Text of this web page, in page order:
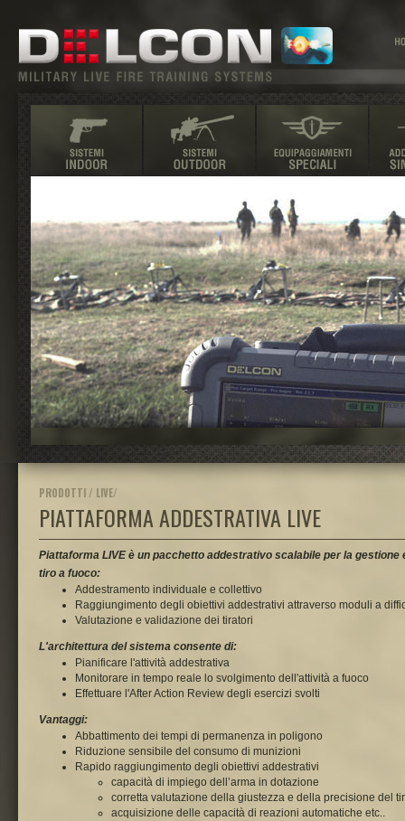
PRODOTTI / LIVE/
PIATTAFORMA ADDESTRATIVA LIVE
Piattaforma LIVE è un pacchetto addestrativo scalabile per la gestione
tiro a fuoco:
Addestramento individuale e collettivo
Raggiungimento degli obiettivi addestrativi attraverso moduli a
Valutazione e validazione dei tiratori
L'architettura del sistema consente di:
Pianificare l'attività addestrativa
Monitorare in tempo reale lo svolgimento dell'attività a fuoco
Effettuare l'After Action Review degli esercizi svolti
Vantaggi:
Abbattimento dei tempi di permanenza in poligono
Riduzione sensibile del consumo di munizioni
Rapido raggiungimento degli obiettivi addestrativi
capacità di impiego dell’arma in dotazione
corretta valutazione della giustezza e della precisione del
acquisizione delle capacità di reazioni automatiche etc..